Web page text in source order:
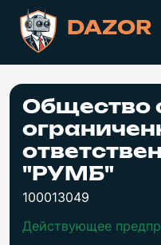
DAZOR
Общество
"РУМБ"
100013049
Действующее